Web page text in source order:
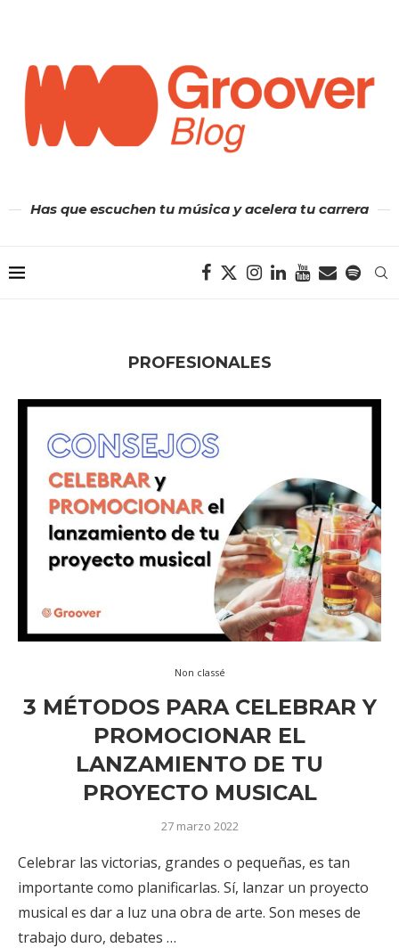
Has que escuchen tu música y acelera tu carrera
PROFESIONALES
Non classé
3 MÉTODOS PARA CELEBRAR Y
PROMOCIONAR EL
LANZAMIENTO DE TU
PROYECTO MUSICAL
27 marzo 2022
Celebrar las victorias, grandes o pequeñas, es tan
importante como planificarlas. Sí, lanzar un proyecto
musical es dar a luz una obra de arte. Son meses de
trabajo duro, debates …